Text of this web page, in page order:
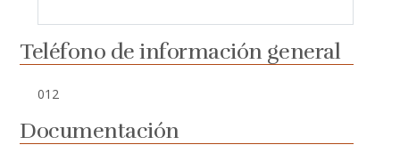
Teléfono de información general
012
Documentación